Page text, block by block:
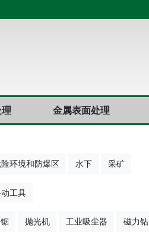
金属表面处理
环境和防爆区 水下 采矿
工具
抛光机 工业吸尘器 磁力钻